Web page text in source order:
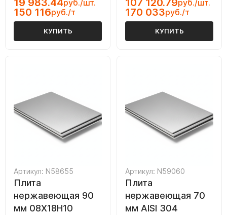
19 983.44руб./шт.
150 116руб./т
КУПИТЬ
107 120.79руб./шт.
170 033руб./т
КУПИТЬ
Артикул: N58655
Плита
нержавеющая 90
мм 08Х18Н10
Артикул: N59060
Плита
нержавеющая 70
мм AISI 304